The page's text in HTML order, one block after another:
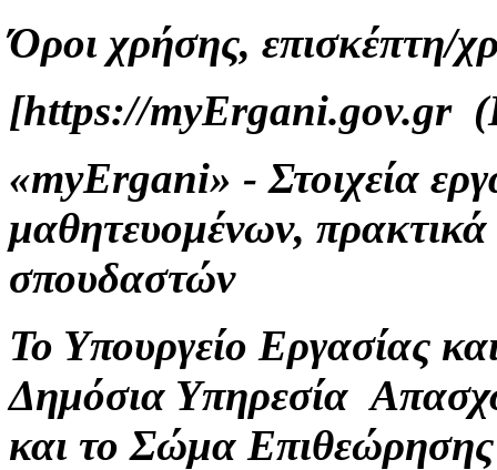
Όροι χρήσης, επισκέπτη/
[https://myErgani.gov.gr
«myErgani» - Στοιχεία
μαθητευομένων,
σπουδαστών
Το Υπουργείο Εργασίας
Δημόσια Υπηρεσία
και το Σώμα